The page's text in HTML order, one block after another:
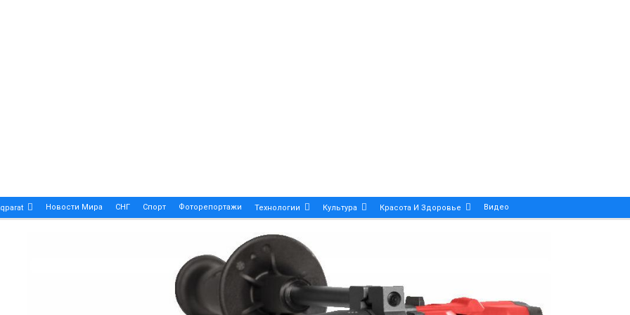
Новости Мира СНГ Спорт Фоторепортажи Технологии Культура Красота И Здоровье Видео
Patek Philippe Calatrava DATE – A True Symbol Of Elegance And Precision